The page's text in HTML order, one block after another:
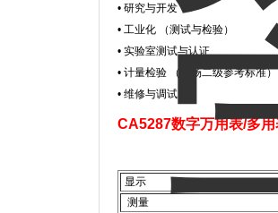
• 研究与开发
• 工业化 （测试与检验）
• 实验室测试与认证
• 计量检验 （现场二级参考标准）
• 维修与调试
CA5287数字万用表/多
显示
测量